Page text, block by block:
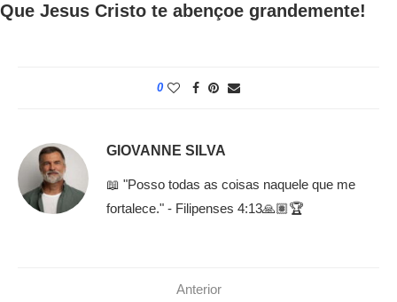
Que Jesus Cristo te abençoe grandemente!
0
GIOVANNE SILVA
📖 "Posso todas as coisas naquele que me
fortalece." - Filipenses 4:13🙏🏽🏆
Anterior